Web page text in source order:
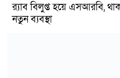
র‍্যাব বিলুপ্ত হয়ে এসআরবি,
নতুন ব্যবস্থা